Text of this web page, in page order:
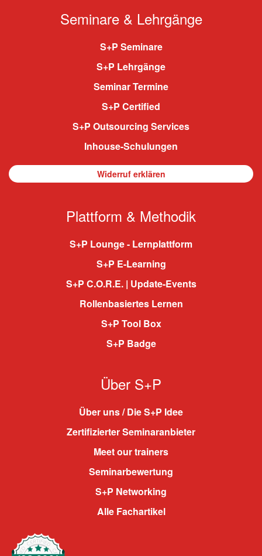
Seminare & Lehrgänge
S+P Seminare
S+P Lehrgänge
Seminar Termine
S+P Certified
S+P Outsourcing Services
Inhouse-Schulungen
Widerruf erklären
Plattform & Methodik
S+P Lounge - Lernplattform
S+P E-Learning
S+P C.O.R.E. | Update-Events
Rollenbasiertes Lernen
S+P Tool Box
S+P Badge
Über S+P
Über uns / Die S+P Idee
Zertifizierter Seminaranbieter
Meet our trainers
Seminarbewertung
S+P Networking
Alle Fachartikel